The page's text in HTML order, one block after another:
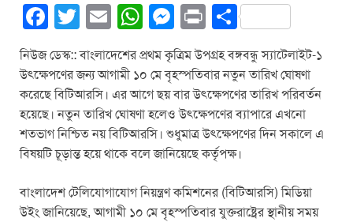
F
a
c
e
b
o
o
k
T
wi
tt
er
E
m
ail
W
h
at
s
A
p
p
M
e
ss
e
n
g
er
Pr
in
t
S
ar
e
নিউজ ডেস্ক:: বাংলাদেশের প্রথম কৃত্রিম উপগ্রহ বঙ্গবন্ধু স্যাটেলাইট-১
উৎক্ষেপণের জন্য আগামী ১০ মে বৃহস্পতিবার নতুন তারিখ ঘোষণা
করেছে বিটিআরসি। এর আগে ছয় বার উৎক্ষেপণের তারিখ পরিবর্তন
হয়েছে। নতুন তারিখ ঘোষণা হলেও উৎক্ষেপণের ব্যাপারে এখনো
শতভাগ নিশ্চিত নয় বিটিআরসি। শুধুমাত্র উৎক্ষেপণের দিন সকালে এ
বিষয়টি চূড়ান্ত হয়ে থাকে বলে জানিয়েছে কর্তৃপক্ষ।
বাংলাদেশ টেলিযোগাযোগ নিয়ন্ত্রণ কমিশনের (বিটিআরসি) মিডিয়া
উইং জানিয়েছে, আগামী ১০ মে বৃহস্পতিবার যুক্তরাষ্ট্রের স্থানীয় সময়